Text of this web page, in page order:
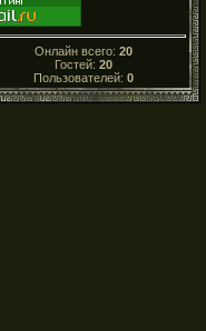
Онлайн всего: 20
Гостей: 20
Пользователей: 0